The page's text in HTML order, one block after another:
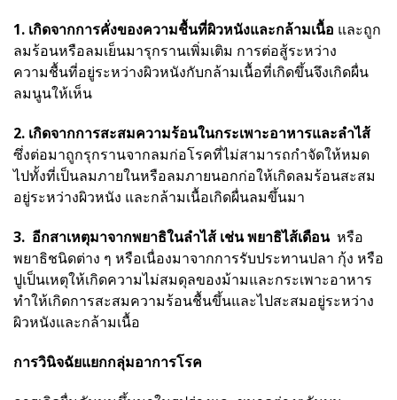
1. เกิดจากการคั่งของความชื้นที่ผิวหนังและกล้ามเนื้อ และถูก
ลมร้อนหรือลมเย็นมารุกรานเพิ่มเติม การต่อสู้ระหว่าง
ความชื้นที่อยู่ระหว่างผิวหนังกับกล้ามเนื้อที่เกิดขึ้นจึงเกิดผื่น
ลมนูนให้เห็น
2. เกิดจากการสะสมความร้อนในกระเพาะอาหารและลำไส้
ซึ่งต่อมาถูกรุกรานจากลมก่อโรคที่ไม่สามารถกำจัดให้หมด
ไปทั้งที่เป็นลมภายในหรือลมภายนอกก่อให้เกิดลมร้อนสะสม
อยู่ระหว่างผิวหนัง และกล้ามเนื้อเกิดผื่นลมขึ้นมา
3. อีกสาเหตุมาจากพยาธิในลำไส้ เช่น พยาธิไส้เดือน หรือ
พยาธิชนิดต่าง ๆ หรือเนื่องมาจากการรับประทานปลา กุ้ง หรือ
ปูเป็นเหตุให้เกิดความไม่สมดุลของม้ามและกระเพาะอาหาร
ทำให้เกิดการสะสมความร้อนชื้นขึ้นและไปสะสมอยู่ระหว่าง
ผิวหนังและกล้ามเนื้อ
การวินิจฉัยแยกกลุ่มอาการโรค